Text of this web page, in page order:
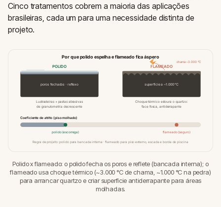
Cinco tratamentos cobrem a maioria das aplicações
brasileiras, cada um para uma necessidade distinta de
projeto.
Por que polido espelha e flameado fica áspero
POLIDO
poros fechados · reflexo
Lustradeiras + pastas abrasivas
de granulometria decrescente
FLAMEADO
chama ~3.000 °C
superfície a ~1.000 °C
Choque térmico estoura o quartzo:
face fosca, antiderrapante
Coeficiente de atrito (piso molhado)
polido (escorrega) flameado (seguro)
Regra de projeto: polido para bancada interna · flameado para piso externo, escada e borda de piscina
Polido x flameado: o polido fecha os poros e reflete (bancada interna); o
flameado usa choque térmico (~3.000 °C de chama, ~1.000 °C na pedra)
para arrancar quartzo e criar superfície antiderrapante para áreas
molhadas.